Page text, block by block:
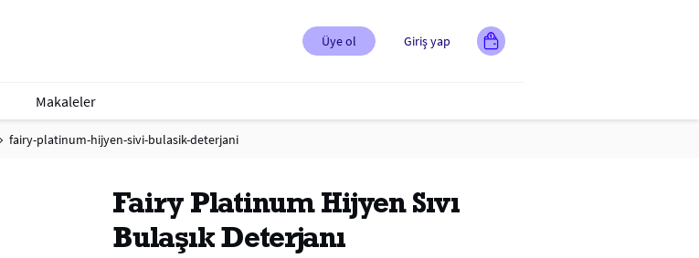
Üye ol Giriş yap
Makaleler
fairy-platinum-hijyen-sivi-bulasik-deterjani
Fairy Platinum Hijyen Sıvı
Bulaşık Deterjanı